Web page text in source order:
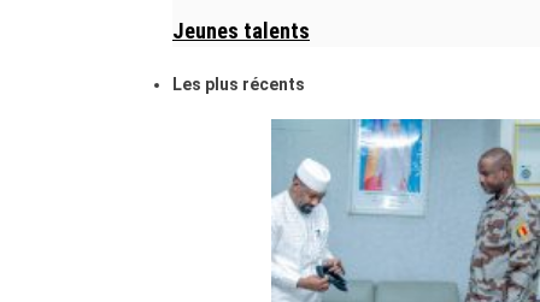
Jeunes talents
Les plus récents